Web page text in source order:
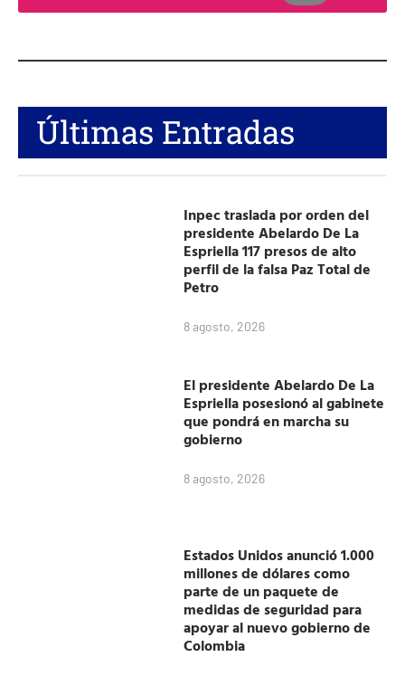
Últimas Entradas
Inpec traslada por orden del
presidente Abelardo De La
Espriella 117 presos de alto
perfil de la falsa Paz Total de
Petro
8 agosto, 2026
El presidente Abelardo De La
Espriella posesionó al gabinete
que pondrá en marcha su
gobierno
8 agosto, 2026
Estados Unidos anunció 1.000
millones de dólares como
parte de un paquete de
medidas de seguridad para
apoyar al nuevo gobierno de
Colombia